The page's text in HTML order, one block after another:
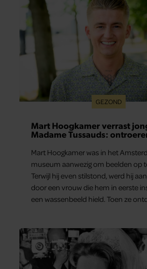
GEZOND
Mart Hoogkamer verrast
Madame Tussauds:
Mart Hoogkamer was in het
museum aanwezig om beelden op
Terwijl hij even stilstond, werd hij
door een vrouw die hem in eerste
een wassenbeeld hield. Toen ze